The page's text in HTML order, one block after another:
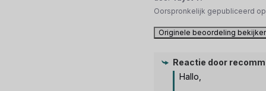
Oorspronkelijk gepubliceerd
Originele beoordeling
Reactie door
Hallo,